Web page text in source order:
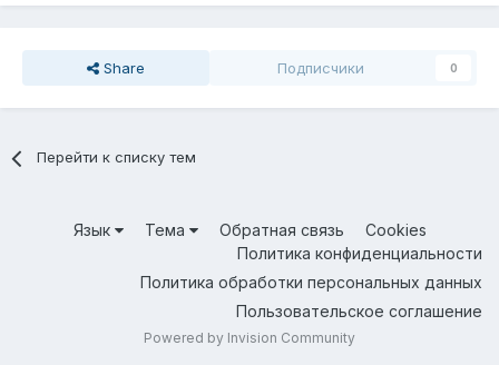
Share Подписчики 0
Перейти к списку тем
Язык Тема Обратная связь
Cookies
Политика конфиденциальности
Политика обработки персональных данных
Пользовательское соглашение
Powered by Invision Community